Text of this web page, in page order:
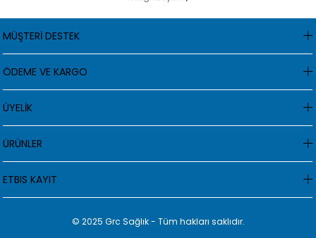
MÜŞTERİ DESTEK
ÖDEME VE KARGO
ÜYELİK
ÜRÜNLER
ETBIS KAYIT
© 2025 Grc Sağlık - Tüm hakları saklıdır.